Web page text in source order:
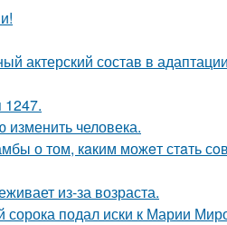
актерский состав в
1247.
изменить человека.
о том, кaким можeт стaть
из-за возраста.
сорока подал иски к Марии